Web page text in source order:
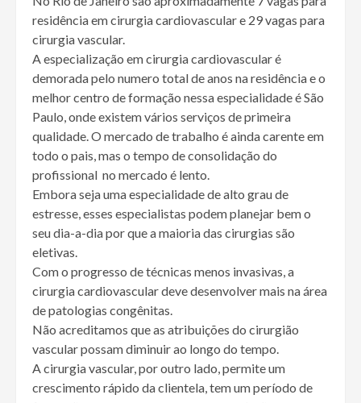
residência em cirurgia cardiovascular e 29 vagas para
cirurgia vascular.
A especialização em cirurgia cardiovascular é
demorada pelo numero total de anos na residência e o
melhor centro de formação nessa especialidade é São
Paulo, onde existem vários serviços de primeira
qualidade. O mercado de trabalho é ainda carente em
todo o pais, mas o tempo de consolidação do
profissional no mercado é lento.
Embora seja uma especialidade de alto grau de
estresse, esses especialistas podem planejar bem o
seu dia-a-dia por que a maioria das cirurgias são
eletivas.
Com o progresso de técnicas menos invasivas, a
cirurgia cardiovascular deve desenvolver mais na área
de patologias congênitas.
Não acreditamos que as atribuições do cirurgião
vascular possam diminuir ao longo do tempo.
A cirurgia vascular, por outro lado, permite um
crescimento rápido da clientela, tem um período de